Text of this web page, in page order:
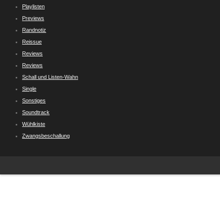
Playlisten
Previews
Randnotiz
Reissue
Reviews
Reviews
Schall und Listen-Wahn
Single
Sonstiges
Soundtrack
Wühlkiste
Zwangsbeschallung